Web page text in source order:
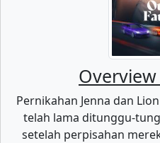
Pernikahan Jenna dan
telah lama ditunggu-
setelah perpisahan